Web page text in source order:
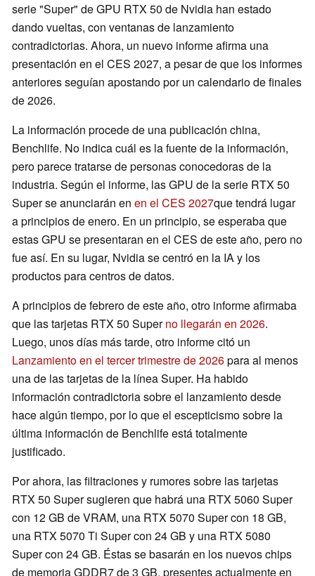
serie "Super" de GPU RTX 50 de Nvidia han estado
dando vueltas, con ventanas de lanzamiento
contradictorias. Ahora, un nuevo informe afirma una
presentación en el CES 2027, a pesar de que los informes
anteriores seguían apostando por un calendario de finales
de 2026.
La información procede de una publicación china,
Benchlife. No indica cuál es la fuente de la información,
pero parece tratarse de personas conocedoras de la
industria. Según el informe, las GPU de la serie RTX 50
Super se anunciarán en en el CES 2027que tendrá lugar
a principios de enero. En un principio, se esperaba que
estas GPU se presentaran en el CES de este año, pero no
fue así. En su lugar, Nvidia se centró en la IA y los
productos para centros de datos.
A principios de febrero de este año, otro informe afirmaba
que las tarjetas RTX 50 Superno llegarán en 2026.
Luego, unos días más tarde, otro informe citó un
Lanzamiento en el tercer trimestre de 2026para al menos
una de las tarjetas de la línea Super. Ha habido
información contradictoria sobre el lanzamiento desde
hace algún tiempo, por lo que el escepticismo sobre la
última información de Benchlife está totalmente
justificado.
Por ahora, las filtraciones y rumores sobre las tarjetas
RTX 50 Super sugieren que habrá una RTX 5060 Super
con 12 GB de VRAM, una RTX 5070 Super con 18 GB,
una RTX 5070 Ti Super con 24 GB y una RTX 5080
Super con 24 GB. Éstas se basarán en los nuevos chips
de memoria GDDR7 de 3 GB, presentes actualmente en